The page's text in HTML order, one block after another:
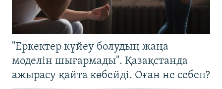
"Еркектер күйеу болудың жаңа
моделін шығармады". Қазақстанда
ажырасу қайта көбейді. Оған не себеп?